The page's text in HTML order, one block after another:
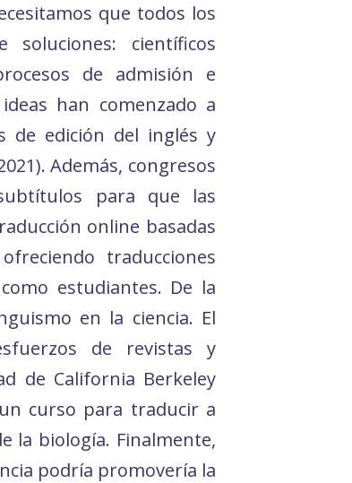
que todos los
científicos
de admisión e
han comenzado a
de edición del inglés y
Además, congresos
para que las
online basadas
traducciones
estudiantes. De la
en la ciencia. El
de revistas y
de California Berkeley
curso para traducir a
la biología. Finalmente,
podría promovería la